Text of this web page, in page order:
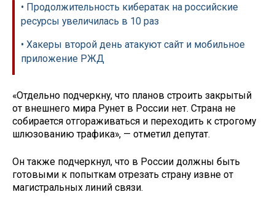
• Продолжительность кибератак на российские
ресурсы увеличилась в 10 раз
• Хакеры второй день атакуют сайт и мобильное
приложение РЖД
«Отдельно подчеркну, что планов строить закрытый
от внешнего мира Рунет в России нет. Страна не
собирается отгораживаться и переходить к строгому
шлюзованию трафика», — отметил депутат.
Он также подчеркнул, что в России должны быть
готовыми к попыткам отрезать страну извне от
магистральных линий связи.